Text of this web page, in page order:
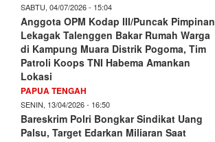
SABTU, 04/07/2026 - 15:04
Anggota OPM Kodap III/Puncak Pimpinan
Lekagak Talenggen Bakar Rumah Warga
di Kampung Muara Distrik Pogoma, Tim
Patroli Koops TNI Habema Amankan
Lokasi
PAPUA TENGAH
SENIN, 13/04/2026 - 16:50
Bareskrim Polri Bongkar Sindikat Uang
Palsu, Target Edarkan Miliaran Saat